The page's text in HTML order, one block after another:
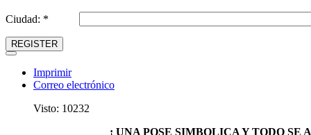
Ciudad: *
REGISTER
Imprimir
Correo electrónico
Visto: 10232
¡ UNA POSE SIMBOLICA Y TODO SE